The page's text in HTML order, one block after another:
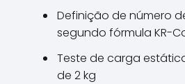
Definição de número
segundo fórmula KR-
Teste de carga
de 2 kg